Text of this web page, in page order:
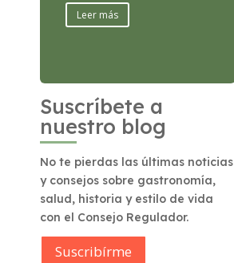
Leer más
Suscríbete a
nuestro blog
No te pierdas las últimas noticias
y consejos sobre gastronomía,
salud, historia y estilo de vida
con el Consejo Regulador.
Suscribírme